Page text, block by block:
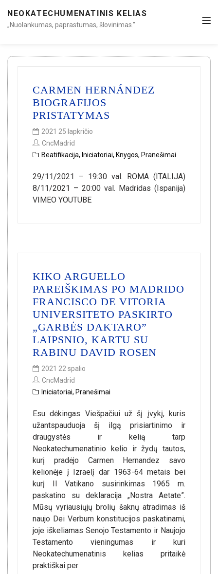
NEOKATECHUMENATINIS KELIAS
„Nuolankumas, paprastumas, šlovinimas.”
CARMEN HERNÁNDEZ
BIOGRAFIJOS
PRISTATYMAS
2021 25 lapkričio
CncMadrid
Beatifikacija, Iniciatoriai, Knygos, Pranešimai
29/11/2021 – 19:30 val. ROMA (ITALIJA)
8/11/2021 – 20:00 val. Madridas (Ispanija)
VIMEO YOUTUBE
KIKO ARGUELLO
PAREIŠKIMAS PO MADRIDO
FRANCISCO DE VITORIA
UNIVERSITETO PASKIRTO
„GARBĖS DAKTARO”
LAIPSNIO, KARTU SU
RABINU DAVID ROSEN
2021 22 spalio
CncMadrid
Iniciatoriai, Pranešimai
Esu dėkingas Viešpačiui už šį įvykį, kuris
užantspauduoja šį ilgą prisiartinimo ir
draugystės ir kelią tarp
Neokatechumenatinio kelio ir žydų tautos,
kurį pradėjo Carmen Hernandez savo
kelionėje į Izraelį dar 1963-64 metais bei
kurį II Vatikano susirinkimas 1965 m.
paskatino su deklaracija „Nostra Aetate”.
Mūsų vyriausiųjų brolių šaknų atradimas iš
naujo Dei Verbum konstitucijos paskatinami,
joje iškeliamas Senojo Testamento ir Naujojo
Testamento vieningumas ir kuri
Neokatechumenatinis kelias pritaikė
praktiškai per